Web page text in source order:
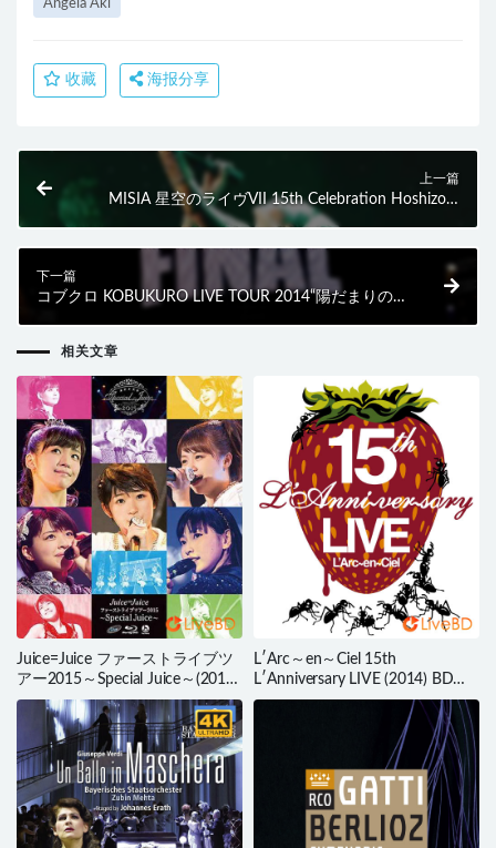
Angela Aki
收藏 海报分享
上一篇
MISIA 星空のライヴVII 15th Celebration Hoshizora
Symphony Orchestra (2014) BD蓝光原盘 40.8G
下一篇
コブクロ KOBUKURO LIVE TOUR 2014“陽だまりの
相关文章
Juice=Juice ファーストライブツ
アー2015～Special Juice～(2015)
BD蓝光原盘 22.2G
L′Arc～en～Ciel 15th
L′Anniversary LIVE (2014) BD蓝
光原盘 44.8G